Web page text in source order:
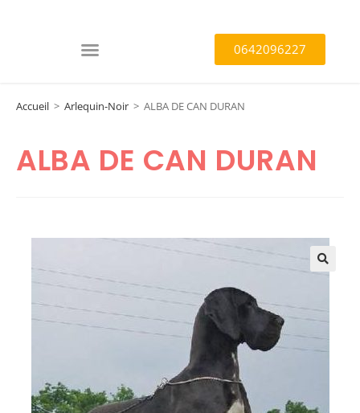
0642096227
Accueil > Arlequin-Noir > ALBA DE CAN DURAN
ALBA DE CAN DURAN